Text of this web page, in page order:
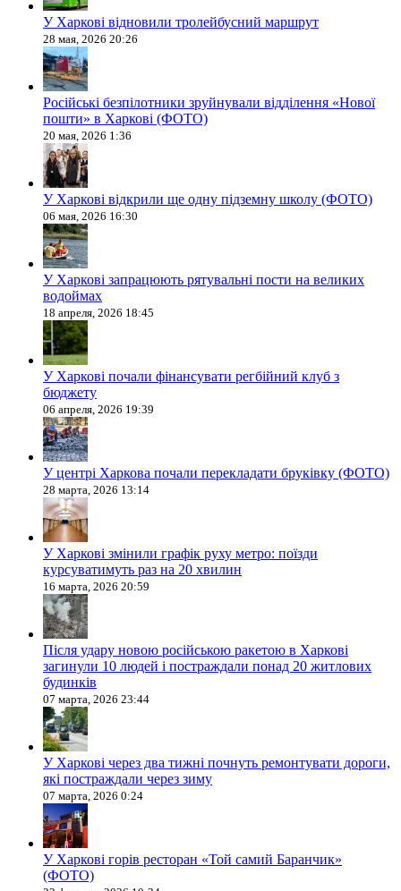
У Харкові відновили тролейбусний маршрут
28 мая, 2026 20:26
Російські безпілотники зруйнували відділення «Нової
пошти» в Харкові (ФОТО)
20 мая, 2026 1:36
У Харкові відкрили ще одну підземну школу (ФОТО)
06 мая, 2026 16:30
У Харкові запрацюють рятувальні пости на великих
водоймах
18 апреля, 2026 18:45
У Харкові почали фінансувати регбійний клуб з
бюджету
06 апреля, 2026 19:39
У центрі Харкова почали перекладати бруківку (ФОТО)
28 марта, 2026 13:14
У Харкові змінили графік руху метро: поїзди
курсуватимуть раз на 20 хвилин
16 марта, 2026 20:59
Після удару новою російською ракетою в Харкові
загинули 10 людей і постраждали понад 20 житлових
будинків
07 марта, 2026 23:44
У Харкові через два тижні почнуть ремонтувати дороги,
які постраждали через зиму
07 марта, 2026 0:24
У Харкові горів ресторан «Той самий Баранчик»
(ФОТО)